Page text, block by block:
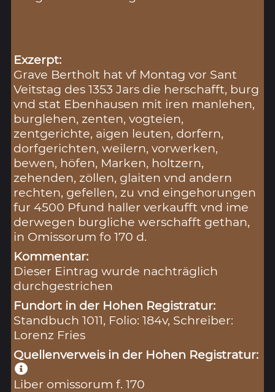
Exzerpt:
Grave Bertholt hat vf Montag vor Sant
Veitstag des 1353 Jars die herschafft, burg
vnd stat Ebenhausen mit iren manlehen,
burglehen, zenten, vogteien,
zentgerichte, aigen leuten, dorfern,
dorfgerichten, weilern, vorwerken,
bewen, höfen, Marken, holtzern,
zehenden, zöllen, glaiten vnd andern
rechten, gefellen, zu vnd eingehorungen
fur 4500 Pfund haller verkaufft vnd ime
derwegen burgliche werschafft gethan,
in Omissorum fo 170 d.
Kommentar:
Dieser Eintrag wurde nachträglich
durchgestrichen
Fundort in der Hohen Registratur:
Standbuch 1011, Folio: 184v, Schreiber:
Lorenz Fries
Quellenverweis in der Hohen Registratur:
Liber omissorum f. 170